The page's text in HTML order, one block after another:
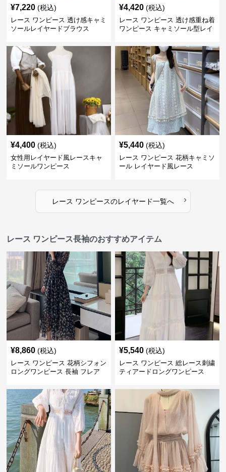
¥7,220 (税込)
レース ワンピース 透け感キャミ
ソールレイヤードブラウス
¥4,420 (税込)
レース ワンピース 透け感重ね着
ワンピース キャミソール型レイ
¥4,400 (税込)
女性用レイヤード風レースキャ
ミソールワンピース
¥5,440 (税込)
レース ワンピース 花柄キャミソ
ール レイヤード風レース
レース ワンピースのレイヤード一覧へ ›
レース ワンピース長袖のおすすめアイテム
¥8,860 (税込)
レース ワンピース 花柄シフォン
ロングワンピース 長袖 フレア
¥5,540 (税込)
レース ワンピース 総レース刺繍
ティアードロングワンピース